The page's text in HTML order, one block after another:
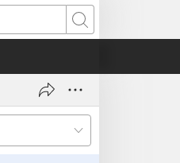
Szukaj